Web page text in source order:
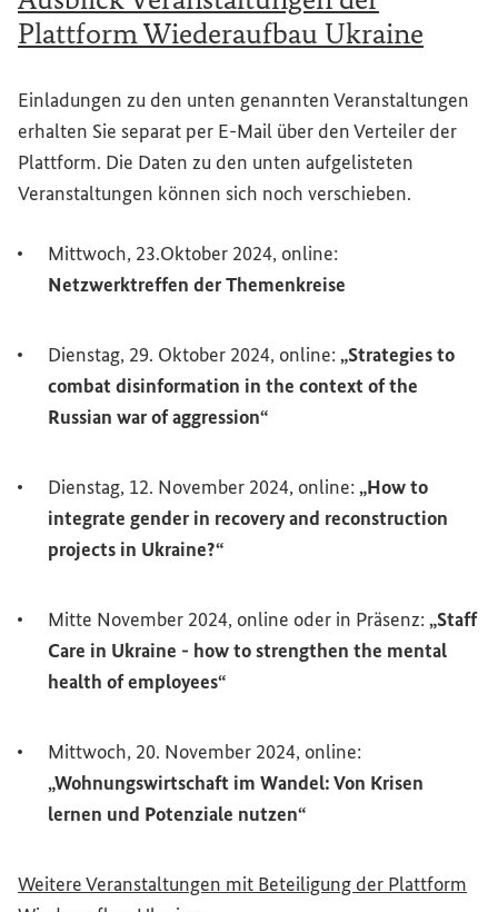
Plattform Wiederaufbau Ukraine
Einladungen zu den unten genannten Veranstaltungen
erhalten Sie separat per E-Mail über den Verteiler der
Plattform. Die Daten zu den unten aufgelisteten
Veranstaltungen können sich noch verschieben.
Mittwoch, 23.Oktober 2024, online:
Netzwerktreffen der Themenkreise
Dienstag, 29. Oktober 2024, online:„Strategiesto
combat disinformation in the context of the
Russian war of aggression“
Dienstag, 12. November 2024, online:„How to
integrate gender in recovery and reconstruction
projects in Ukraine?“
Mitte November 2024, online oder in Präsenz:„Staff
Care in Ukraine - how to strengthen the mental
health of employees“
Mittwoch, 20. November 2024, online:
„Wohnungswirtschaft im Wandel: Von Krisen
lernen und Potenziale nutzen“
Weitere Veranstaltungen mit Beteiligung der Plattform